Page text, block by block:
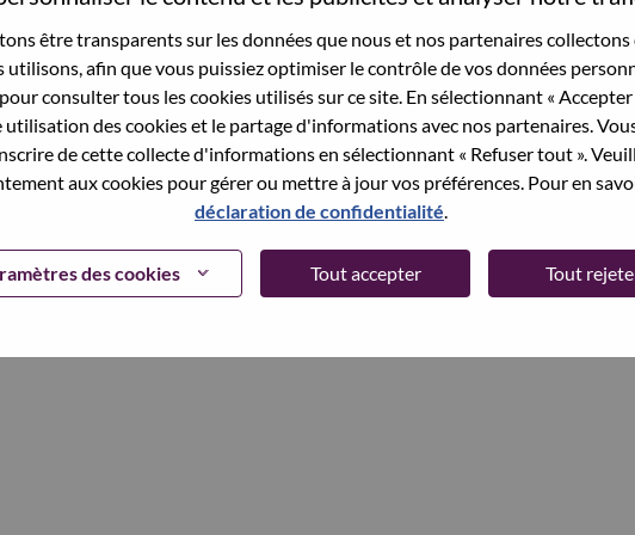
être transparents sur les données que nous et nos partenaires collectons
utilisons, afin que vous puissiez optimiser le contrôle de vos données
pour consulter tous les cookies utilisés sur ce site. En sélectionnant «
utilisation des cookies et le partage d'informations avec nos partenaires.
de cette collecte d'informations en sélectionnant « Refuser tout ».
aux cookies pour gérer ou mettre à jour vos préférences. Pour en
déclaration de confidentialité
des cookies Tout accepter Tout
your password.
Continue